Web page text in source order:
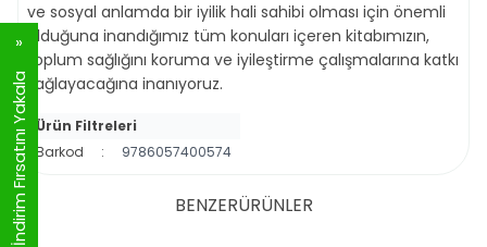
İndirim Fırsatını Yakala
ve sosyal anlamda bir iyilik hali sahibi olması için önemli
olduğuna inandığımız tüm konuları içeren kitabımızın,
toplum sağlığını koruma ve iyileştirme çalışmalarına katkı
sağlayacağına inanıyoruz.
Ürün Filtreleri
Barkod
: 9786057400574
BENZERÜRÜNLER